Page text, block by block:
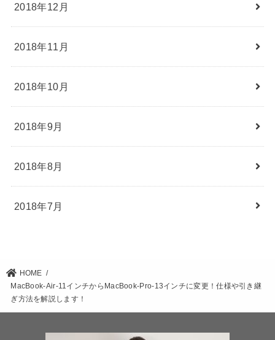
2018年12月
2018年11月
2018年10月
2018年9月
2018年8月
2018年7月
HOME
MacBook-Air-11インチからMacBook-Pro-13インチに変更！仕様や引き継
ぎ方法を解説します！